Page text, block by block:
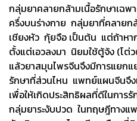
กลุ่มยาคลายกล้ามเนื้อรักษาเฉพ
ครึ่งบนร่างกาย กลุ่มยาที่คลาย
เชียงหัว กุ้ยจือ เป็นต้น แต่ถ้าหา
ตั้งแต่เอวลงมา นิยมใช้ตู้จ้ง (โ
แล้วยาสมุนไพรจีนจึงมีการแยกแ
รักษาที่ส่วนไหน แพทย์แผนจีนจึง
เพื่อให้เกิดประสิทธิผลที่ดีในการรั
กลุ่มยาระงับปวด ในทฤษฎีทาง